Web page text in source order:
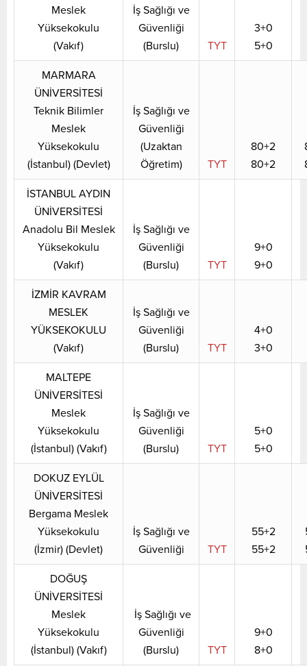
Meslek
Yüksekokulu
(Vakıf)
İş Sağlığı ve
Güvenliği
(Burslu)
TYT
3+0
5+0
MARMARA
ÜNİVERSİTESİ
Teknik Bilimler
Meslek
Yüksekokulu
(İstanbul) (Devlet)
İş Sağlığı ve
Güvenliği
(Uzaktan
Öğretim)
TYT
80+2
80+2
İSTANBUL AYDIN
ÜNİVERSİTESİ
Anadolu Bil Meslek
Yüksekokulu
(Vakıf)
İş Sağlığı ve
Güvenliği
(Burslu)
TYT
9+0
9+0
İZMİR KAVRAM
MESLEK
YÜKSEKOKULU
(Vakıf)
İş Sağlığı ve
Güvenliği
(Burslu)
TYT
4+0
3+0
MALTEPE
ÜNİVERSİTESİ
Meslek
Yüksekokulu
(İstanbul) (Vakıf)
İş Sağlığı ve
Güvenliği
(Burslu)
TYT
5+0
5+0
DOKUZ EYLÜL
ÜNİVERSİTESİ
Bergama Meslek
Yüksekokulu
(İzmir) (Devlet)
İş Sağlığı ve
Güvenliği
TYT
55+2
55+2
DOĞUŞ
ÜNİVERSİTESİ
Meslek
Yüksekokulu
(İstanbul) (Vakıf)
İş Sağlığı ve
Güvenliği
(Burslu)
TYT
9+0
8+0